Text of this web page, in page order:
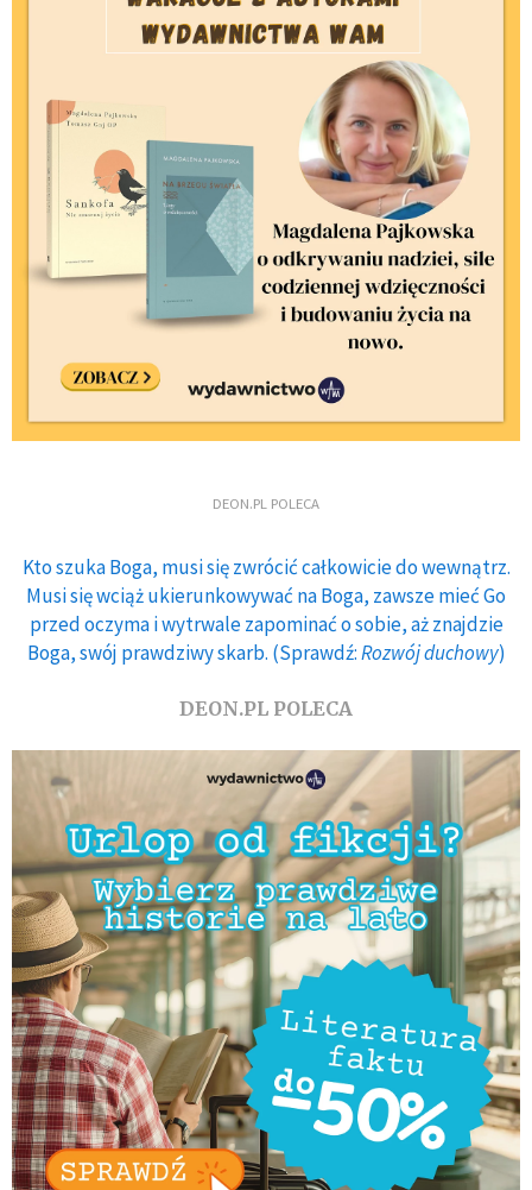
DEON.PL POLECA
Kto szuka Boga, musi się zwrócić całkowicie do wewnątrz.
Musi się wciąż ukierunkowywać na Boga, zawsze mieć Go
przed oczyma i wytrwale zapominać o sobie, aż znajdzie
Boga, swój prawdziwy skarb. (Sprawdź:Rozwój duchowy)
DEON.PL POLECA